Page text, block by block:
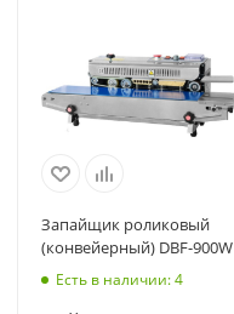
Запайщик роликовый
(конвейерный) DBF-900W
Есть в наличии: 4